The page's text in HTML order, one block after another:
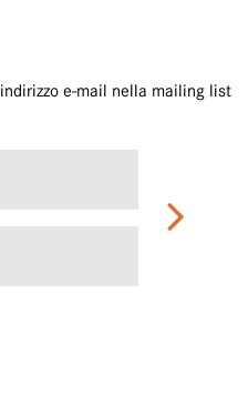
e-mail nella mailing list